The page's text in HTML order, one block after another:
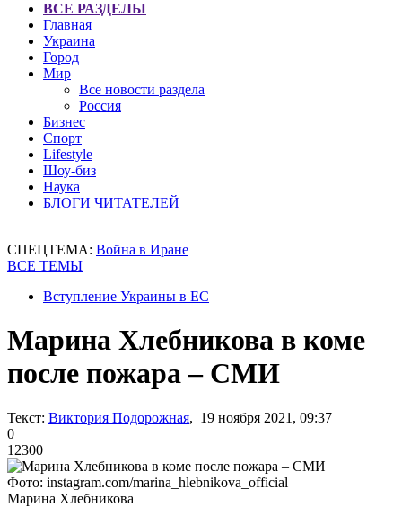
ВСЕ РАЗДЕЛЫ
Главная
Украина
Город
Мир
Все новости раздела
Россия
Бизнес
Спорт
Lifestyle
Шоу-биз
Наука
БЛОГИ ЧИТАТЕЛЕЙ
СПЕЦТЕМА: Война в Иране
ВСЕ ТЕМЫ
Вступление Украины в ЕС
Марина Хлебникова в коме
после пожара – СМИ
Текст: Виктория Подорожная, 19 ноября 2021, 09:37
0
12300
Фото: instagram.com/marina_hlebnikova_official
Марина Хлебникова